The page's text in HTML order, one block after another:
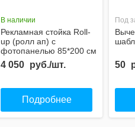
В наличии
Рекламная стойка Roll-
up (ролл ап) с
фотопанелью 85*200 см
4 050 руб./шт.
Подробнее
Под
50